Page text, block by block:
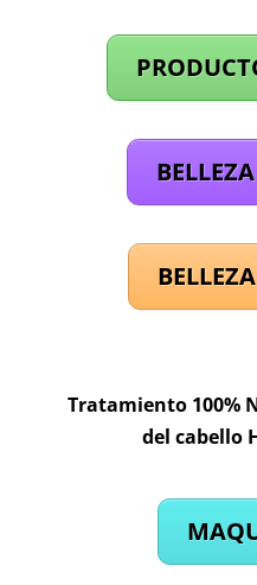
Tratamiento 100%
del cabello